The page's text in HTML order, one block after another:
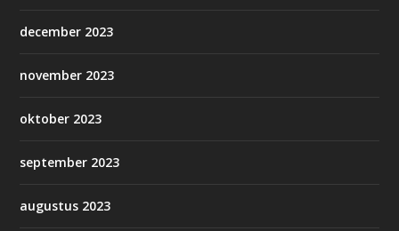
december 2023
november 2023
oktober 2023
september 2023
augustus 2023